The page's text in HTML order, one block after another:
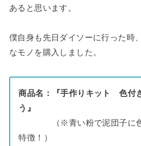
あると思います。
僕自身も先日ダイソーに行った時
なモノを購入しました。
商品名：『手作りキット 色付
う』
（※青い粉で泥団子に色
特徴！）